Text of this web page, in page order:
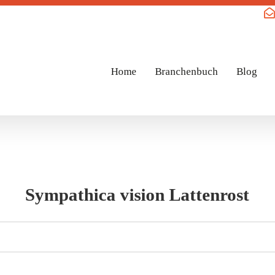
Home Branchenbuch Blog
Sympathica vision Lattenrost